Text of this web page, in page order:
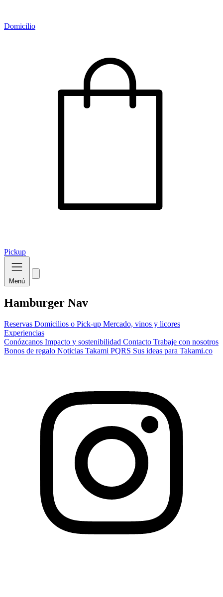
Domicilio
Pickup
Menú
Hamburger Nav
Reservas Domicilios o Pick-up Mercado, vinos y licores
Experiencias
Conózcanos Impacto y sostenibilidad Contacto Trabaje con nosotros
Bonos de regalo Noticias Takami PQRS Sus ideas para Takami.co